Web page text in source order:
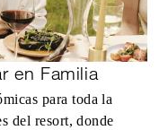
en Familia
para toda la
del resort, donde